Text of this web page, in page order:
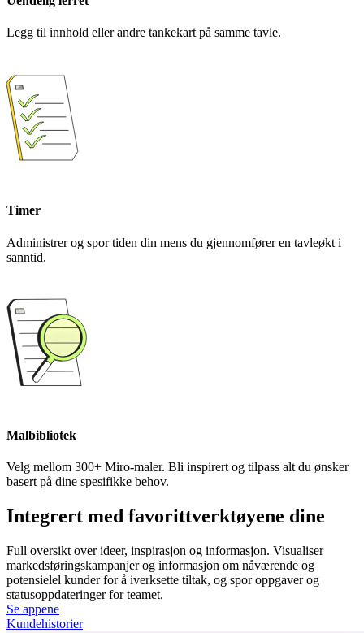
Legg til innhold eller andre tankekart på samme tavle.
Timer
Administrer og spor tiden din mens du gjennomfører en tavleøkt i
sanntid.
Malbibliotek
Velg mellom 300+ Miro-maler. Bli inspirert og tilpass alt du ønsker
basert på dine spesifikke behov.
Integrert med favorittverktøyene dine
Full oversikt over ideer, inspirasjon og informasjon. Visualiser
markedsføringskampanjer og informasjon om nåværende og
potensielel kunder for å iverksette tiltak, og spor oppgaver og
statusoppdateringer for teamet.
Se appene
Kundehistorier